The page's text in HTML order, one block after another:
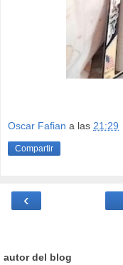
Oscar Fafian a las 21:29
Compartir
‹
autor del blog